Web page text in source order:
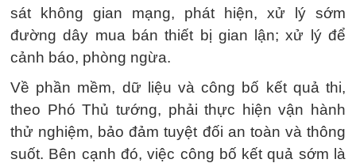
sát không gian mạng, phát hiện, xử lý sớm
đường dây mua bán thiết bị gian lận; xử lý để
cảnh báo, phòng ngừa.
Về phần mềm, dữ liệu và công bố kết quả thi,
theo Phó Thủ tướng, phải thực hiện vận hành
thử nghiệm, bảo đảm tuyệt đối an toàn và thông
suốt. Bên cạnh đó, việc công bố kết quả sớm là